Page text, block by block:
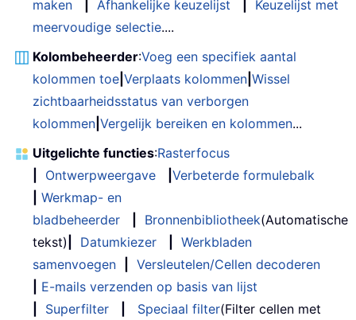
maken Afhankelijke keuzelijst
Keuzelijst met
meervoudige selectie....
Kolombeheerder:Voeg een specifiek aantal
kolommen toe Verplaats kolommen Wissel
zichtbaarheidsstatus van verborgen
kolommen Vergelijk bereiken en kolommen...
Uitgelichte functies:Rasterfocus
Ontwerpweergave
Verbeterde formulebalk
Werkmap- en
bladbeheerder
Bronnenbibliotheek(Automatische
tekst)
Datumkiezer
Werkbladen
samenvoegen
Versleutelen/Cellen decoderen
E-mails verzenden op basis van lijst
Superfilter Speciaal filter(Filter cellen met